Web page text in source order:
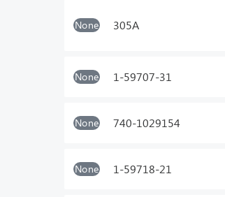
None 305А
None 1-59707-31
None 740-1029154
None 1-59718-21